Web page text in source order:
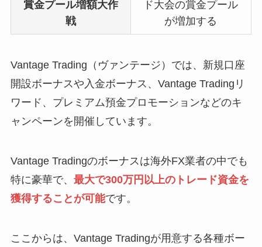
賞金プール増額大作
戦
ド大会の賞金プール
が増加する
Vantage Trading（ヴァンテージ）では、新規口座
開設ボーナスや入金ボーナス、Vantage Tradingリ
ワード、プレミアム預金プロモーションなどのキ
ャンペーンを開催しています。
Vantage Tradingのボーナスは海外FX業者の中でも
特に豪華で、 最大で300万円以上のトレード資金を
獲得することが可能です。
ここからは、Vantage Tradingが用意する各種ボー